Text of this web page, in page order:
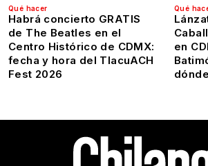
Qué hacer
Habrá concierto GRATIS
de The Beatles en el
Centro Histórico de CDMX:
fecha y hora del TlacuACH
Fest 2026
Qué
en